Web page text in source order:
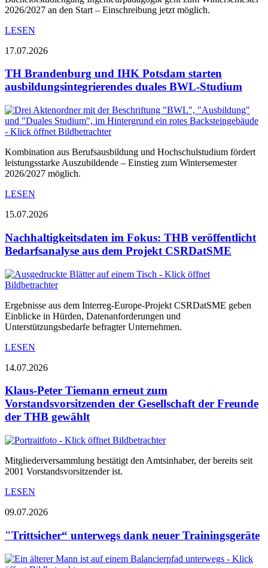
2026/2027 an den Start – Einschreibung jetzt möglich.
LESEN
17.07.2026
TH Brandenburg und IHK Potsdam starten
ausbildungsintegrierendes duales BWL-Studium
Kombination aus Berufsausbildung und Hochschulstudium fördert
leistungsstarke Auszubildende – Einstieg zum Wintersemester
2026/2027 möglich.
LESEN
15.07.2026
Nachhaltigkeitsdaten im Fokus: THB veröffentlicht
Bedarfsanalyse aus dem Projekt CSRDatSME
Ergebnisse aus dem Interreg-Europe-Projekt CSRDatSME geben
Einblicke in Hürden, Datenanforderungen und
Unterstützungsbedarfe befragter Unternehmen.
LESEN
14.07.2026
Klaus-Peter Tiemann erneut zum
Vorstandsvorsitzenden der Gesellschaft der Freunde
der THB gewählt
Mitgliederversammlung bestätigt den Amtsinhaber, der bereits seit
2001 Vorstandsvorsitzender ist.
LESEN
09.07.2026
"Trittsicher“ unterwegs dank neuer Trainingsgeräte